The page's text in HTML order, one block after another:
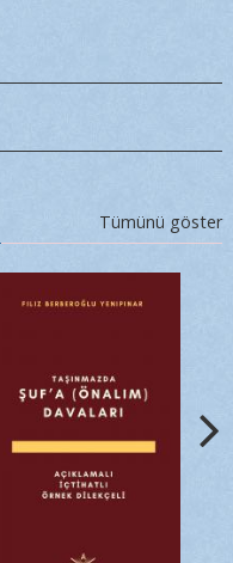
Tümünü göster